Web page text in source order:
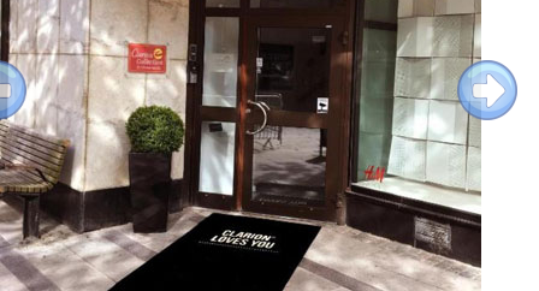
Next